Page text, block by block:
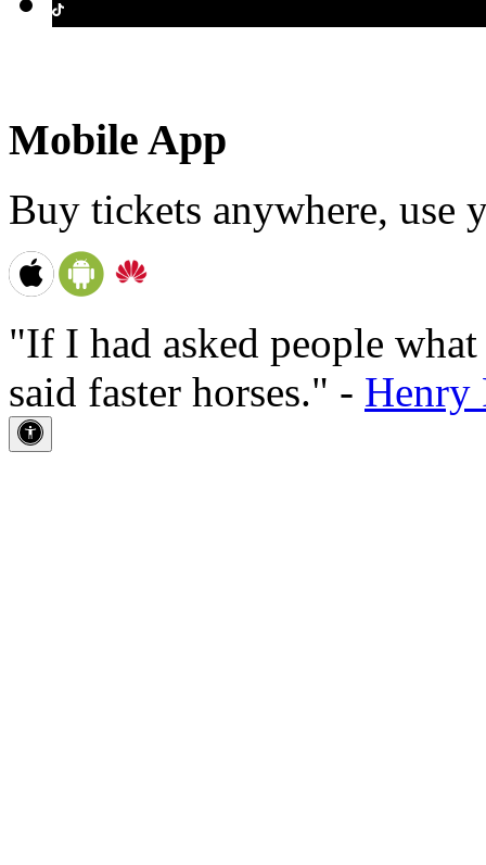
Mobile App
Buy tickets anywhere, use
"If I had asked people
said faster horses." - Henry